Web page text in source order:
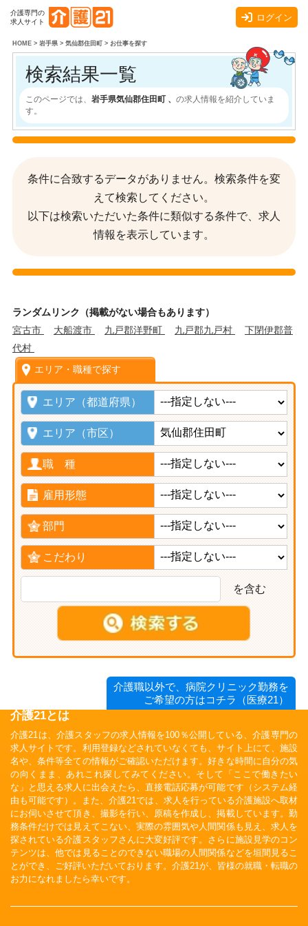
介護専門の
求人サイト
ログイン
HOME> 岩手県> 気仙郡住田町> お仕事を探す
検索結果一覧
このページでは、 岩手県気仙郡住田町 、 の求人情報を紹介していま
す。
条件に合致するデータがありません。検索条件を変
えて検索してください。
以下は検索いただいた条件に類似する条件で、求人
情報を表示しています。
ランダムリンク（掲載がない場合もあります）
宮古市
大船渡市 九戸郡洋野町 九戸郡九戸村
下閉伊郡普
代村
エリア・職種で探す
エリア（都道府県）
エリア（市区）
職 種
雇用形態
部門
こだわり
を含む
介護職以外で、病院クリニック勤務を
ご希望の方はコチラ（医療21）
介護21とは
介護21は、介護スタッフの求人情報を100％公開している、介護専門の
求人サイトです。利用登録などされていなくても、サイト上にて、施設
名や、条件等全ての情報がご確認いただけます。好きな時間に自分の気
の向くまま、あれこれ探してみてください。そして「ここで働きたい
な」と思える求人に出会えたら、直接電話応募が可能です（システム経
由も可能です）。また、介護21では、求人を行っている介護施設へ取材
にお伺いさせて頂き、撮影を行い、原稿を作成し、掲載しています。勤
務条件だけでは見えてこない、実際の雰囲気や人間関係も見え、求人を
探されている介護スタッフさんに大変好評です。さらに施設見学のコン
テンツは、他では見ることのできない職場の人間関係などを垣間見るこ
とができ、ご好評いただいております。介護21が、皆様の就職・転職の
お力になれましたら幸いです。